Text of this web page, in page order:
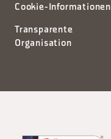
Cookie-Informationen
Transparente
Organisation